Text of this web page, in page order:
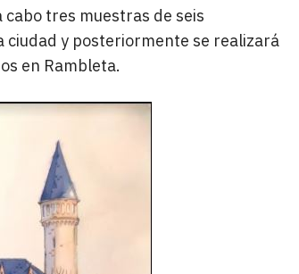
cabo tres muestras de seis
y posteriormente se realizará
en Rambleta.